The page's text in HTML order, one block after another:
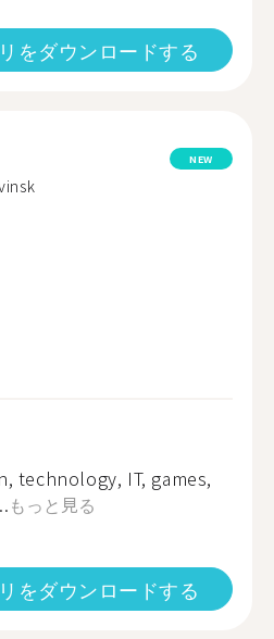
をダウンロードする
NEW
technology, IT, games,
もっと見る
をダウンロードする